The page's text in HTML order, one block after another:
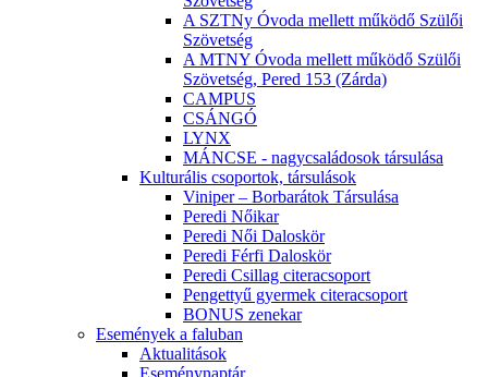
A SZTNy Óvoda mellett működő Szülői
Szövetség
A MTNY Óvoda mellett működő Szülői
Szövetség, Pered 153 (Zárda)
CAMPUS
CSÁNGÓ
LYNX
MÁNCSE - nagycsaládosok társulása
Kulturális csoportok, társulások
Viniper – Borbarátok Társulása
Peredi Nőikar
Peredi Női Daloskör
Peredi Férfi Daloskör
Peredi Csillag citeracsoport
Pengettyű gyermek citeracsoport
BONUS zenekar
Események a faluban
Aktualitások
Eseménynaptár